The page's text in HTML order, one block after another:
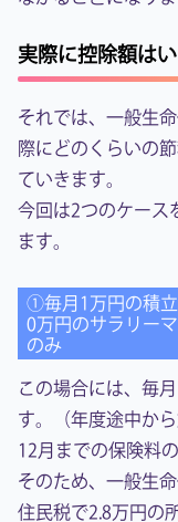
実際に控除額は
それでは、一般生
際にどのくらいの
ていきます。
今回は2つのケース
ます。
①毎月1万円の積
0万円のサラリー
のみ
この場合には、毎
す。（年度途中か
12月までの保険料
そのため、一般生
住民税で2.8万円の